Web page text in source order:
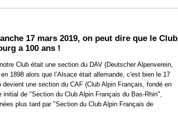
17 mars 2019, on peut dire que le Club
a 100 ans !
Club était une section du DAV (Deutscher Alpenverein,
1898 alors que l’Alsace était allemande, c'est bien le 17
devient une section du CAF (Club Alpin Français, fondé en
initial de "Section du Club Alpin Français du Bas-Rhin",
plus tard par "Section du Club Alpin Français de